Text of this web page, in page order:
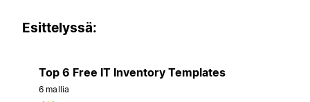
Esittelyssä:
Top 6 Free IT Inventory Templates
6 mallia